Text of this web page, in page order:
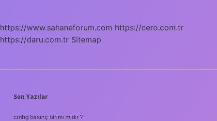
https://www.sahaneforum.com https://cero.com.tr
https://daru.com.tr Sitemap
SIDEBAR
Son Yazılar
cmhg basınç birimi midir ?